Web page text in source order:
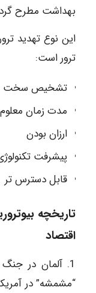
بهداشت مطرح
این نوع تهدید
ترور است:
تشخیص سخت
مدت زمان
ارزان بودن
پیشرفت
قابل دسترس تر
تاریخچه
اقتصاد
1. آلمان در
“مشمشه” در